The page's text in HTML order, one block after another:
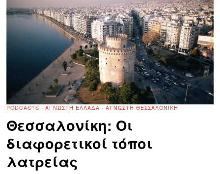
PODCASTS · ΆΓΝΩΣΤΗ ΕΛΛΆΔΑ · ΆΓΝΩΣΤΗ ΘΕΣΣΑΛΟΝΊΚΗ
Θεσσαλονίκη: Οι
διαφορετικοί τόποι
λατρείας